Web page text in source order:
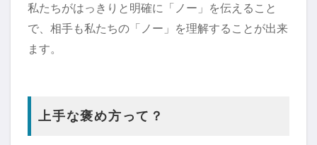
私たちがはっきりと明確に「ノー」を伝えること
で、相手も私たちの「ノー」を理解することが出来
ます。
上手な褒め方って？